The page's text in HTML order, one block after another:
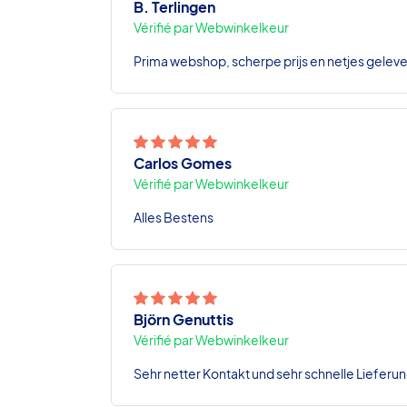
B. Terlingen
Vérifié par Webwinkelkeur
Prima webshop, scherpe prijs en netjes
Carlos Gomes
Vérifié par Webwinkelkeur
Alles Bestens
Björn Genuttis
Vérifié par Webwinkelkeur
Sehr netter Kontakt und sehr schnelle